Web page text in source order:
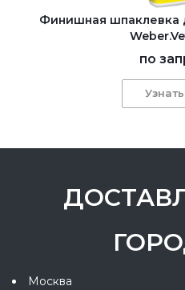
Финишная шпаклевка
по
Москва